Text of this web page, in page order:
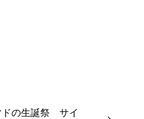
ドの生誕祭 サイ